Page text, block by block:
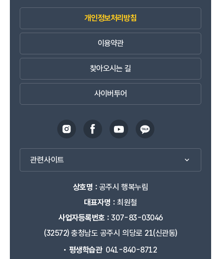
개인정보처리방침
이용약관
찾아오시는 길
사이버투어
관련사이트
상호명 :공주시 행복누림
대표자명 :최원철
사업자등록번호 :307-83-03046
(32572) 충청남도 공주시 의당로 21(신관동)
평생학습관 041-840-8712